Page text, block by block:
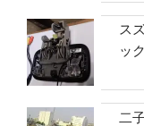
ス
ッ
二